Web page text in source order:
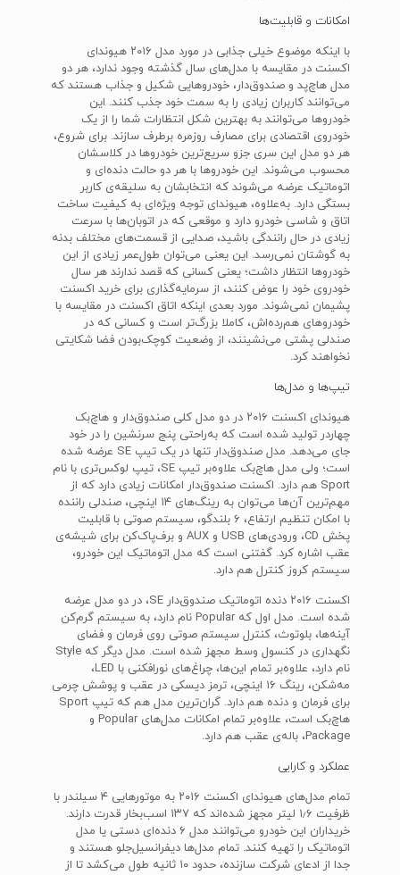
امکانات و قابلیت‌ها
با اینکه موضوع خیلی جذابی در مورد مدل ۲۰۱۶ هیوندای
اکسنت در مقایسه با مدل‌های سال گذشته وجود ندارد، هر دو
مدل هاچ‌پد و صندوق‌دار، خودروهایی شکیل و جذاب هستند که
می‌توانند کاربران زیادی را به سمت خود جذب کنند. این
خودروها می‌توانند به بهترین شکل انتظارات شما را از یک
خودروی اقتصادی برای مصارف روزمره برطرف سازند. برای شروع،
هر دو مدل این سری جزو سریع‌ترین خودروها در کلاسشان
محسوب می‌شوند. این خودروها با هر دو حالت دنده‌ای و
اتوماتیک عرضه می‌شوند که انتخابشان به سلیقه‌ی کاربر
بستگی دارد. به‌علاوه، هیوندای توجه ویژه‌ای به کیفیت ساخت
اتاق و شاسی خودرو دارد و موقعی که در اتوبان‌ها با سرعت
زیادی در حال رانندگی باشید، صدایی از قسمت‌های مختلف بدنه
به گوشتان نمی‌رسد. این یعنی می‌توان طول‌عمر زیادی از این
خودروها انتظار داشت؛ یعنی کسانی که قصد ندارند هر سال
خودروی خود را عوض کنند، از سرمایه‌گذاری برای خرید اکسنت
پشیمان نمی‌شوند. مورد بعدی اینکه اتاق اکسنت در مقایسه با
خودروهای هم‌رده‌اش، کاملا بزرگ‌تر است و کسانی که در
صندلی پشتی می‌نشینند، از وضعیت کوچک‌بودن فضا شکایتی
نخواهند کرد.
تیپ‌ها و مدل‌ها
هیوندای اکسنت ۲۰۱۶ در دو مدل کلی صندوق‌دار و هاچ‌بک
چهاردر تولید شده است که به‌راحتی پنج سرنشین را در خود
جای می‌دهد. مدل صندوق‌دار تنها در یک تیپ SE عرضه ‌شده
است؛ ولی مدل هاچ‌بک علاوه‌بر تیپ SE، تیپ لوکس‌تری با نام
Sport هم دارد. اکسنت صندوق‌دار امکانات زیادی دارد که از
مهم‌ترین‌ آن‌ها می‌توان به رینگ‌های ۱۴ اینچی، صندلی راننده
با امکان تنظیم ارتفاع، ۶ بلندگو، سیستم صوتی با قابلیت
پخش CD، ورودی‌های USB و AUX و برف‌پاک‌کن برای شیشه‌ی
عقب اشاره کرد. گفتنی است که مدل اتوماتیک این خودرو،
سیستم کروز کنترل هم دارد.
اکسنت ۲۰۱۶ دنده اتوماتیک صندوق‌دار SE، در دو مدل عرضه‌
شده است. مدل اول که Popular نام دارد، به سیستم گرم‌کن
آینه‌ها، بلوتوث، کنترل سیستم صوتی روی فرمان و فضای
نگهداری در کنسول وسط مجهز شده است. مدل دیگر که Style
نام دارد، علاوه‌بر تمام این‌ها، چراغ‌های نورافکنی با LED،
مه‌شکن، رینگ ۱۶ اینچی، ترمز دیسکی در عقب و پوشش چرمی
برای فرمان و دنده هم دارد. گران‌ترین مدل هم که تیپ Sport
هاچ‌بک است، علاوه‌بر تمام امکانات مدل‌های Popular و
Package، باله‌ی عقب هم دارد.
عملکرد و کارایی
تمام مدل‌های هیوندای اکسنت ۲۰۱۶ به موتورهایی ۴ سیلندر با
ظرفیت ۱٫۶ لیتر مجهز شده‌اند که ۱۳۷ اسب‌بخار قدرت دارند.
خریداران این خودرو می‌توانند مدل ۶ دنده‌ای دستی یا مدل
اتوماتیک را تهیه کنند. تمام مدل‌ها دیفرانسیل‌جلو هستند و
جدا از ادعای شرکت سازنده، حدود ۱۰ ثانیه طول می‌کشد تا از